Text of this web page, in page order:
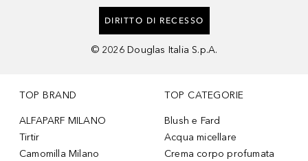
DIRITTO DI RECESSO
© 2026 Douglas Italia S.p.A.
TOP BRAND
ALFAPARF MILANO
Tirtir
Camomilla Milano
TOP CATEGORIE
Blush e Fard
Acqua micellare
Crema corpo profumata